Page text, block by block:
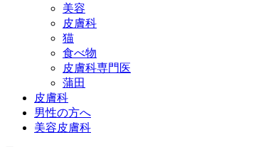
美容
皮膚科
猫
食べ物
皮膚科専門医
蒲田
皮膚科
男性の方へ
美容皮膚科